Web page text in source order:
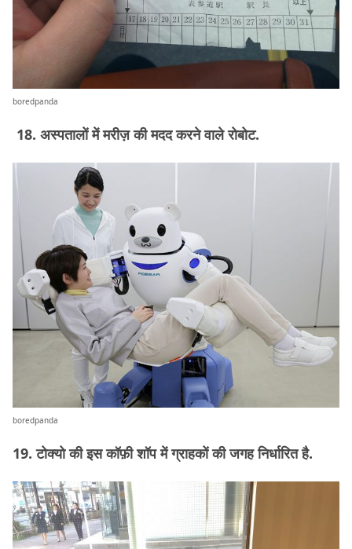
boredpanda
18. अस्पतालों में मरीज़ की मदद करने वाले रोबोट.
boredpanda
19. टोक्यो की इस कॉफ़ी शॉप में ग्राहकों की जगह निर्धारित है.